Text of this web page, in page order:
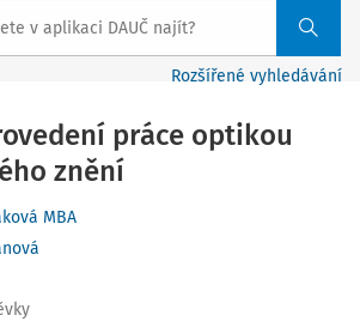
Rozšířené vyhledávání
práce optikou
znění
MBA